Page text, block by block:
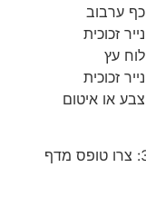
כף ערבוב
נייר זכוכית
לוח עץ
נייר זכוכית
צבע או איטום